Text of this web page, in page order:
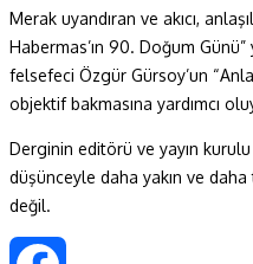
Merak uyandıran ve akıcı,
Habermas’ın 90. Doğum
felsefeci Özgür Gürsoy’un
objektif bakmasına yardımcı
Derginin editörü ve yayın kurulu
düşünceyle daha yakın ve
değil.